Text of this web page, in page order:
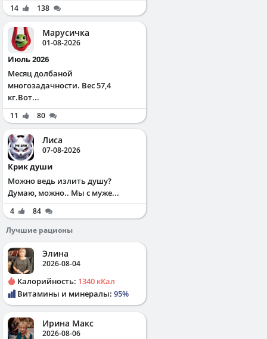
14 138
Марусичка
01-08-2026
Июль 2026
Месяц долбаной
многозадачности. Вес 57,4
кг.Вот...
11 80
Лиса
07-08-2026
Крик души
Можно ведь излить душу?
Думаю, можно.. Мы с муже...
4
84
Лучшие рационы
Элина
2026-08-04
Калорийность: 1340 кКал
Витамины и минералы: 95%
Ирина Макс
2026-08-06